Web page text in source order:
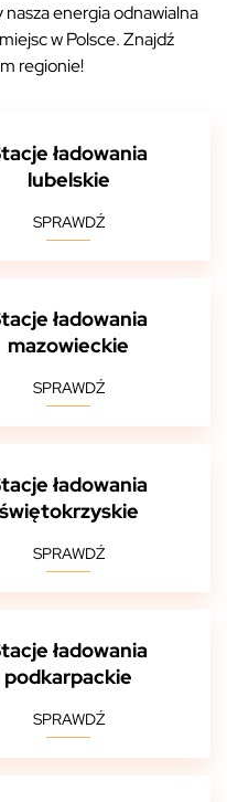
energia odnawialna
w Polsce. Znajdź
regionie!
ładowania
lubelskie
SPRAWDŹ
ładowania
mazowieckie
SPRAWDŹ
ładowania
świętokrzyskie
SPRAWDŹ
ładowania
podkarpackie
SPRAWDŹ